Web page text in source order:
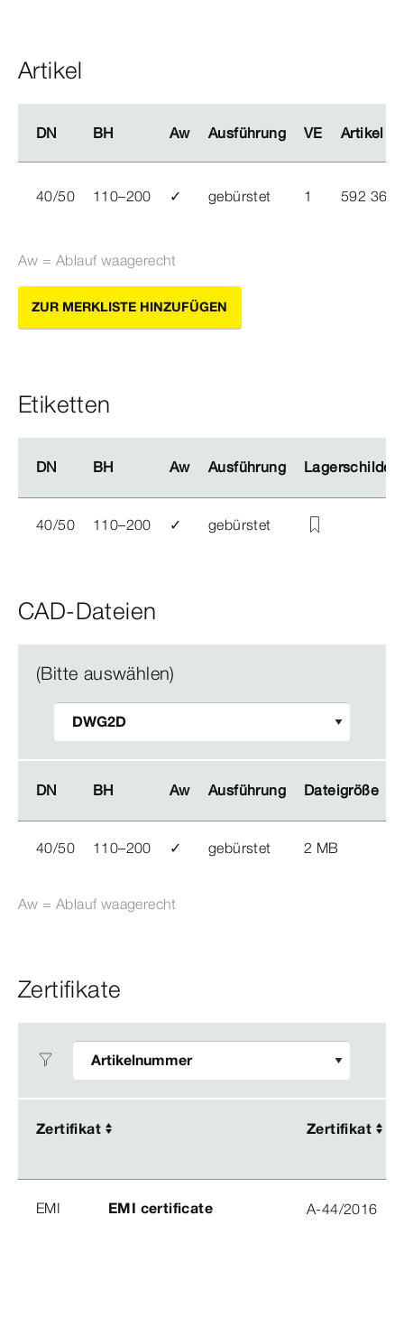
Artikel
DN BH Aw Ausführung VE Artikel
DN BH Aw Ausführung VE Artikel
40/50 110–200 ✓ gebürstet 1 592 363
Aw = Ablauf waagerecht
ZUR MERKLISTE HINZUFÜGEN
Etiketten
DN BH Aw Ausführung Lagerschilder
DN BH Aw Ausführung Lagerschilder
40/50 110–200 ✓ gebürstet
CAD-Dateien
(Bitte auswählen)
DN BH Aw Ausführung Dateigröße
DN BH Aw Ausführung Dateigröße
40/50 110–200 ✓ gebürstet 2 MB
Aw = Ablauf waagerecht
Zertifikate
Zertifikat Zertifikat
Zertifikat Zertifikat
EMI EMI certificate A-44/2016